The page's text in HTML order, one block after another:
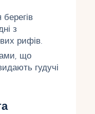
з
рифів.
що
гудучі